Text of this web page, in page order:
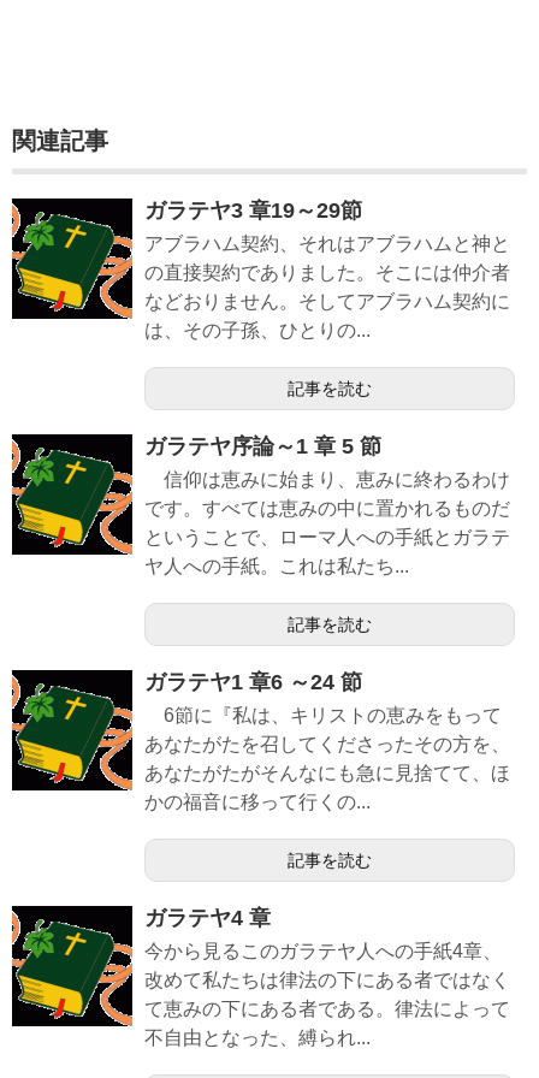
関連記事
ガラテヤ3 章19～29節
アブラハム契約、それはアブラハムと神と
の直接契約でありました。そこには仲介者
などおりません。そしてアブラハム契約に
は、その子孫、ひとりの...
記事を読む
ガラテヤ序論～1 章 5 節
信仰は恵みに始まり、恵みに終わるわけ
です。すべては恵みの中に置かれるものだ
ということで、ローマ人への手紙とガラテ
ヤ人への手紙。これは私たち...
記事を読む
ガラテヤ1 章6 ～24 節
6節に『私は、キリストの恵みをもって
あなたがたを召してくださったその方を、
あなたがたがそんなにも急に見捨てて、ほ
かの福音に移って行くの...
記事を読む
ガラテヤ4 章
今から見るこのガラテヤ人への手紙4章、
改めて私たちは律法の下にある者ではなく
て恵みの下にある者である。律法によって
不自由となった、縛られ...